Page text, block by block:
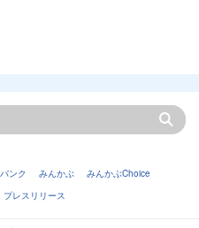
バンク みんかぶ
みんかぶChoice
プレスリリース